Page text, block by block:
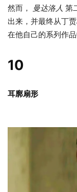
然而， 曼达洛人 第
出来，并最终从丁
在他自己的系列作
10
耳廓扇形